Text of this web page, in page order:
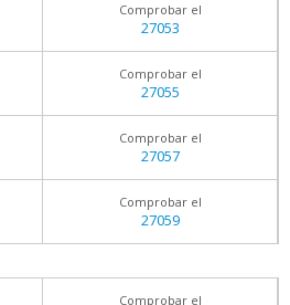
Comprobar el
27053
Comprobar el
27055
Comprobar el
27057
Comprobar el
27059
Comprobar el